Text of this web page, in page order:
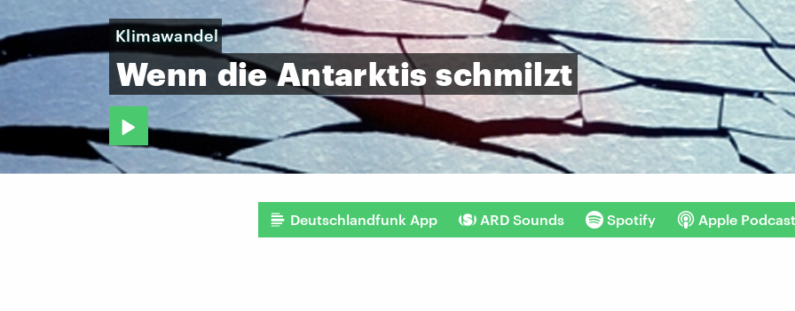
Klimawandel
Wenn die Antarktis schmilzt
Deutschlandfunk App ARD Sounds Spotify Apple